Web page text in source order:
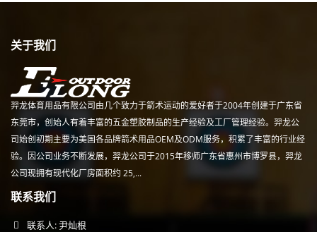
关于我们
羿龙体育用品有限公司由几个致力于箭术运动的爱好者于2004年创建于广东省
东莞市，创始人有着丰富的五金塑胶制品的生产经验及工厂管理经验。羿龙公
司始创初期主要为美国各品牌箭术用品OEM及ODM服务，积累了丰富的行业经
验。因公司业务不断发展，羿龙公司于2015年移师广东省惠州市博罗县，羿龙
公司现拥有现代化厂房面积约 25,...
联系我们
联系人: 尹灿根